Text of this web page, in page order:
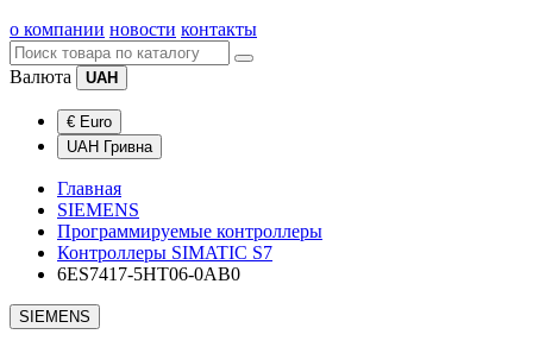
о компании новости контакты
Валюта UAH
€ Euro
UAH Гривна
Главная
SIEMENS
Программируемые контроллеры
Контроллеры SIMATIC S7
6ES7417-5HT06-0AB0
SIEMENS